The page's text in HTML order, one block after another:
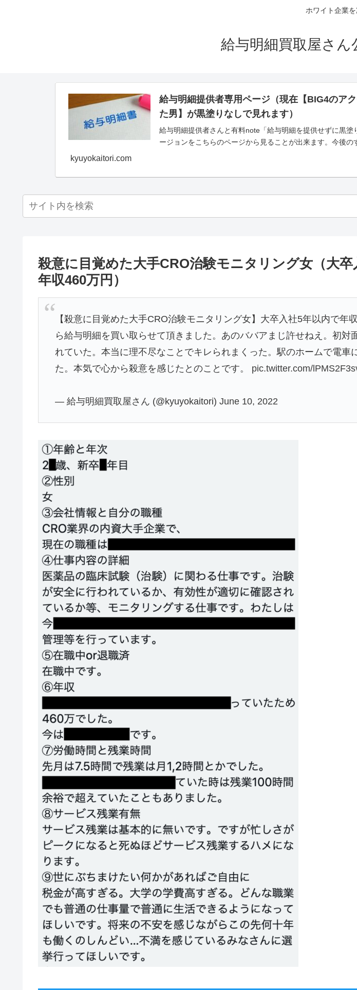
ホワイト企業
給与明細買取屋さ
給与明細提供者専用ページ（現在【BIG4のア
た男】が黒塗りなしで見れます）
給与明細提供者さんと有料note「給与明細を提供せずに黒
ージョンをこちらのページから見ることが出来ます。今後
kyuyokaitori.com
殺意に目覚めた大手CRO治験モニタリング女（大卒
年収460万円）
【殺意に目覚めた大手CRO治験モニタリング女】大卒入社5年以内で年
ら給与明細を買い取らせて頂きました。あのババアまじ許せねえ。初対
れていた。本当に理不尽なことでキレられまくった。駅のホームで電車
た。本気で心から殺意を感じたとのことです。 pic.twitter.com/
— 給与明細買取屋さん (@kyuyokaitori)June 10, 2022